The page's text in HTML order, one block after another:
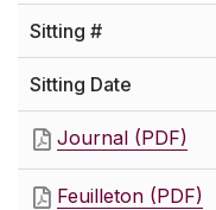
Journal (PDF)
Feuilleton (PDF)